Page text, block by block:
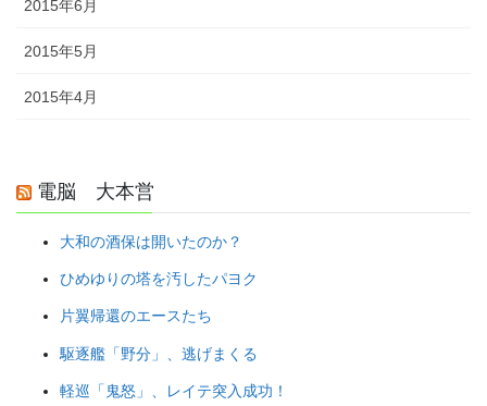
2015年6月
2015年5月
2015年4月
電脳 大本営
大和の酒保は開いたのか？
ひめゆりの塔を汚したパヨク
片翼帰還のエースたち
駆逐艦「野分」、逃げまくる
軽巡「鬼怒」、レイテ突入成功！